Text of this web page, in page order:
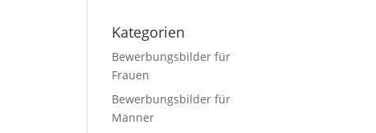
Kategorien
Bewerbungsbilder für
Frauen
Bewerbungsbilder für
Männer